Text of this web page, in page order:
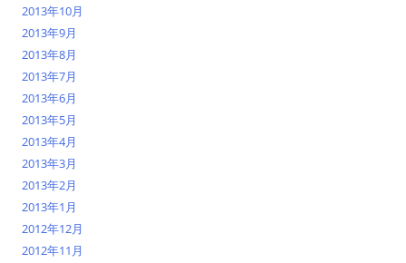
2013年10月
2013年9月
2013年8月
2013年7月
2013年6月
2013年5月
2013年4月
2013年3月
2013年2月
2013年1月
2012年12月
2012年11月